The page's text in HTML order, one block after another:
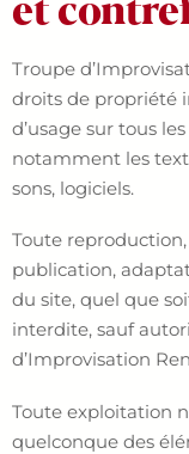
Troupe
droits de propriété
d’usage sur tous
notamment les
sons, logiciels.
Toute
publication,
du site, quel que
interdite, sauf
d’Improvisation
Toute exploitation
quelconque des